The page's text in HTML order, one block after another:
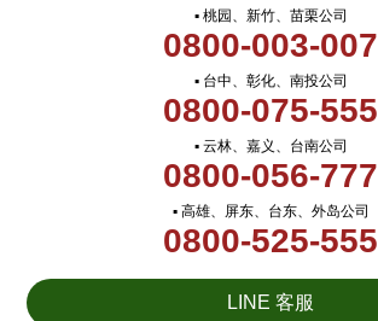
▪ 桃园、新竹、苗栗公司
0800-003-007
▪ 台中、彰化、南投公司
0800-075-555
▪ 云林、嘉义、台南公司
0800-056-777
▪ 高雄、屏东、台东、外岛公司
0800-525-555
LINE 客服